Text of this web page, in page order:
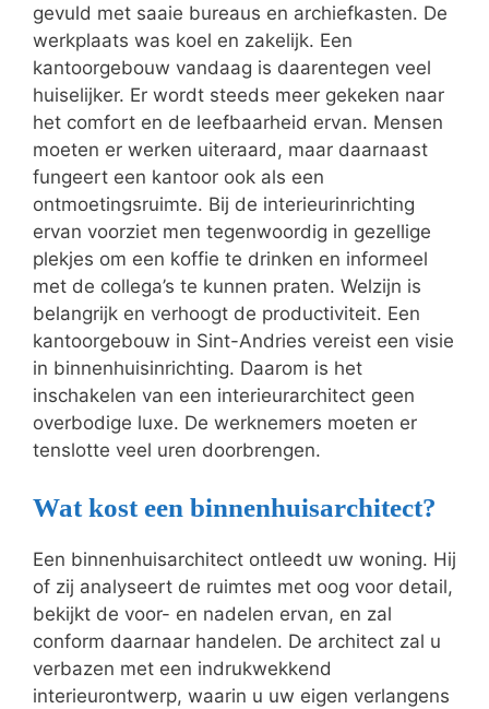
gevuld met saaie bureaus en archiefkasten. De
werkplaats was koel en zakelijk. Een
kantoorgebouw vandaag is daarentegen veel
huiselijker. Er wordt steeds meer gekeken naar
het comfort en de leefbaarheid ervan. Mensen
moeten er werken uiteraard, maar daarnaast
fungeert een kantoor ook als een
ontmoetingsruimte. Bij de interieurinrichting
ervan voorziet men tegenwoordig in gezellige
plekjes om een koffie te drinken en informeel
met de collega’s te kunnen praten. Welzijn is
belangrijk en verhoogt de productiviteit. Een
kantoorgebouw in Sint-Andries vereist een visie
in binnenhuisinrichting. Daarom is het
inschakelen van een interieurarchitect geen
overbodige luxe. De werknemers moeten er
tenslotte veel uren doorbrengen.
Wat kost een binnenhuisarchitect?
Een binnenhuisarchitect ontleedt uw woning. Hij
of zij analyseert de ruimtes met oog voor detail,
bekijkt de voor- en nadelen ervan, en zal
conform daarnaar handelen. De architect zal u
verbazen met een indrukwekkend
interieurontwerp, waarin u uw eigen verlangens